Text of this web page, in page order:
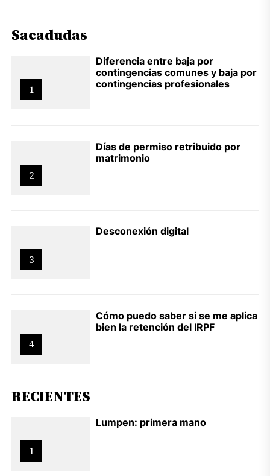
Sacadudas
1
Diferencia entre baja por
contingencias comunes y baja por
contingencias profesionales
2
Días de permiso retribuido por
matrimonio
3
Desconexión digital
4
Cómo puedo saber si se me aplica
bien la retención del IRPF
RECIENTES
1
Lumpen: primera mano